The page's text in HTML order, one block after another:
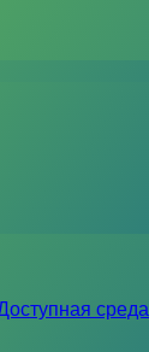
среда